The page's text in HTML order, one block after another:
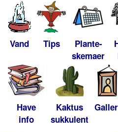
Vand Tips
Plante-
skemaer
Have
info
Kaktus
sukkulent